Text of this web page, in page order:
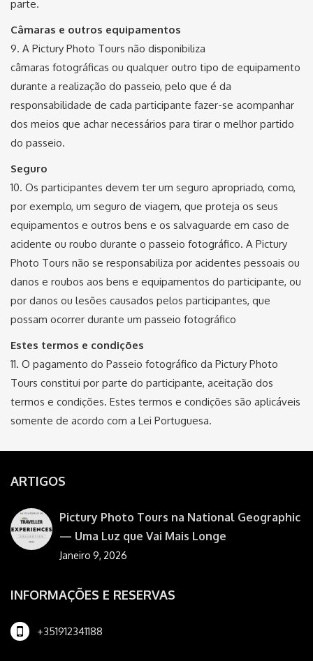
parte.
Câmaras e outros equipamentos
9. A Pictury Photo Tours não disponibiliza
câmaras fotográficas ou qualquer outro tipo de equipamento
durante a realização do passeio, pelo que é da
responsabilidade de cada participante fazer-se acompanhar
dos meios que achar necessários para tirar o melhor partido
do passeio.
Seguro
10. Os participantes devem ter um seguro apropriado, como,
por exemplo, um seguro de viagem, que proteja os seus
equipamentos e outros bens e os salvaguarde em caso de
acidente ou roubo durante o passeio fotográfico. A Pictury
Photo Tours não se responsabiliza por acidentes pessoais ou
danos e roubos aos bens e equipamentos do participante, ou
por danos ou lesões causados ​​pelos participantes, que
possam ocorrer durante um passeio fotográfico
Estes termos e condições
11. O pagamento do Passeio fotográfico da Pictury Photo
Tours constitui por parte do participante, aceitação dos
termos e condições. Estes termos e condições são aplicáveis
​​somente de acordo com a Lei Portuguesa.
ARTIGOS
Pictury Photo Tours na National Geographic
— Uma Luz que Vai Mais Longe
Janeiro 9, 2026
INFORMAÇÕES E RESERVAS
+351912341188